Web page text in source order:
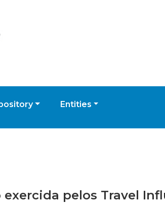
Entities
pelos Travel